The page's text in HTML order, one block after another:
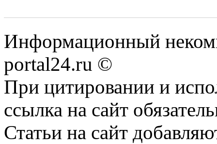
Информационный
portal24.ru ©
При цитировании и
ссылка на сайт
Статьи на сайт